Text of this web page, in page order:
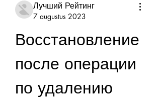
Лучший Рейтинг
7 augustus 2023
Восстановление
после операции
по удалению